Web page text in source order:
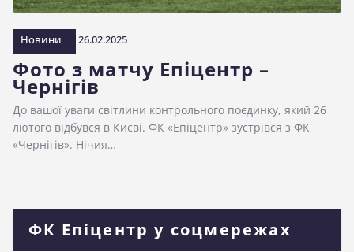
Новини 26.02.2025
Фото з матчу Епіцентр –
Чернігів
До вашої уваги світлини контрольного поєдинку, який 26
лютого відбувся в Києві. ФК «Епіцентр» зустрівся з ФК
«Чернігів». Нічия…
ФК Епіцентр у соцмережах